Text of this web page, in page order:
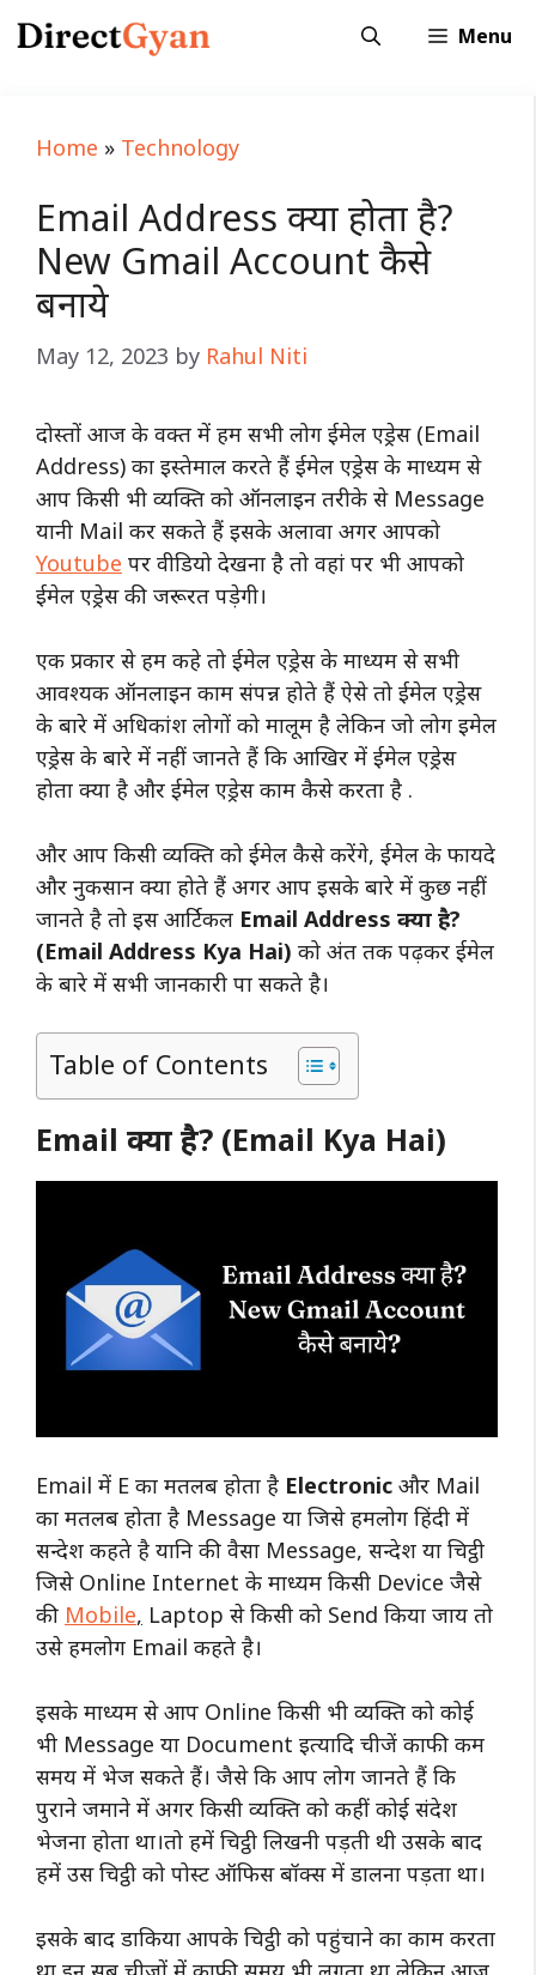
to
Menu
Home » Technology
Email Address क्या होता है?
New Gmail Account कैसे
बनाये
May 12, 2023 by Rahul Niti
दोस्तों आज के वक्त में हम सभी लोग ईमेल एड्रेस (Email
Address) का इस्तेमाल करते हैं ईमेल एड्रेस के माध्यम से
आप किसी भी व्यक्ति को ऑनलाइन तरीके से Message
यानी Mail कर सकते हैं इसके अलावा अगर आपको
Youtube पर वीडियो देखना है तो वहां पर भी आपको
ईमेल एड्रेस की जरूरत पड़ेगी।
एक प्रकार से हम कहे तो ईमेल एड्रेस के माध्यम से सभी
आवश्यक ऑनलाइन काम संपन्न होते हैं ऐसे तो ईमेल एड्रेस
के बारे में अधिकांश लोगों को मालूम है लेकिन जो लोग इमेल
एड्रेस के बारे में नहीं जानते हैं कि आखिर में ईमेल एड्रेस
होता क्या है और ईमेल एड्रेस काम कैसे करता है .
और आप किसी व्यक्ति को ईमेल कैसे करेंगे, ईमेल के फायदे
और नुकसान क्या होते हैं अगर आप इसके बारे में कुछ नहीं
जानते है तो इस आर्टिकल Email Address क्या है?
(Email Address Kya Hai) को अंत तक पढ़कर ईमेल
के बारे में सभी जानकारी पा सकते है।
Table of Contents
Email क्या है? (Email Kya Hai)
Email में E का मतलब होता है Electronic और Mail
का मतलब होता है Message या जिसे हमलोग हिंदी में
सन्देश कहते है यानि की वैसा Message, सन्देश या चिट्ठी
जिसे Online Internet के माध्यम किसी Device जैसे
की Mobile, Laptop से किसी को Send किया जाय तो
उसे हमलोग Email कहते है।
इसके माध्यम से आप Online किसी भी व्यक्ति को कोई
भी Message या Document इत्यादि चीजें काफी कम
समय में भेज सकते हैं। जैसे कि आप लोग जानते हैं कि
पुराने जमाने में अगर किसी व्यक्ति को कहीं कोई संदेश
भेजना होता था।तो हमें चिट्ठी लिखनी पड़ती थी उसके बाद
हमें उस चिट्ठी को पोस्ट ऑफिस बॉक्स में डालना पड़ता था।
इसके बाद डाकिया आपके चिट्ठी को पहुंचाने का काम करता